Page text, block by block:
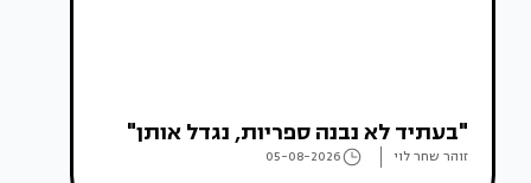
"בעתיד לא נבנה ספריות, נגדל אותן"
זוהר שחר לוי 05-08-2026